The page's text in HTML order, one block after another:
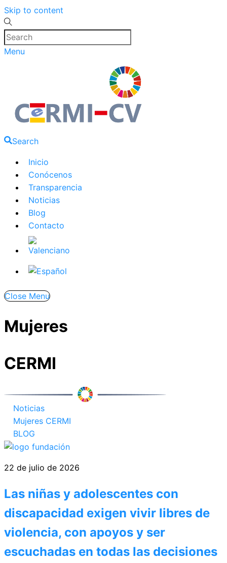
Skip to content
Menu
Search
Inicio
Conócenos
Transparencia
Noticias
Blog
Contacto
Close Menu
Mujeres
CERMI
Noticias
Mujeres CERMI
BLOG
22 de julio de 2026
Las niñas y adolescentes con
discapacidad exigen vivir libres de
violencia, con apoyos y ser
escuchadas en todas las decisiones